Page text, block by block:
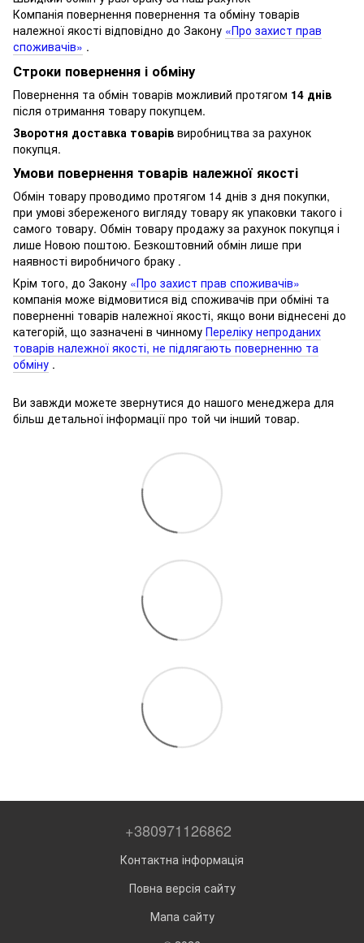
Компанія повернення повернення та обміну товарів
належної якості відповідно до Закону «Про захист прав
споживачів» .
Строки повернення і обміну
Повернення та обмін товарів можливий протягом 14 днів
після отримання товару покупцем.
Зворотня доставка товарів виробництва за рахунок
покупця.
Умови повернення товарів належної якості
Обмін товару проводимо протягом 14 днів з дня покупки,
при умові збереженого вигляду товару як упаковки такого і
самого товару. Обмін товару продажу за рахунок покупця і
лише Новою поштою. Безкоштовний обмін лише при
наявності виробничого браку .
Крім того, до Закону «Про захист прав споживачів»
компанія може відмовитися від споживачів при обміні та
поверненні товарів належної якості, якщо вони віднесені до
категорій, що зазначені в чинному Переліку непроданих
товарів належної якості, не підлягають поверненню та
обміну .
Ви завжди можете звернутися до нашого менеджера для
більш детальної інформації про той чи інший товар.
+380971126862
Контактна інформація
Повна версія сайту
Мапа сайту